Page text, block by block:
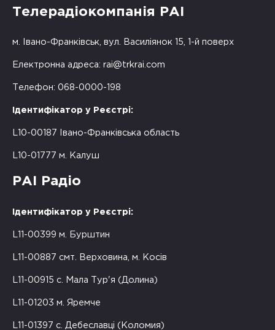
Телерадіокомпанія РАІ
м. Івано-Франківськ, вул. Василіянок 15, 1-й поверх
Електронна адреса: rai@trkrai.com
Телефон: 068-0000-198
Ідентифікатор у Реєстрі:
L10-00187 Івано-Франківська область
L10-01777 м. Калуш
РАІ Радіо
Ідентифікатор у Реєстрі:
L11-00399 м. Бурштин
L11-00887 смт. Верховина, м. Косів
L11-00915 с. Мала Тур'я (Долина)
L11-01203 м. Яремче
L11-01397 с. Дебеславці (Коломия)